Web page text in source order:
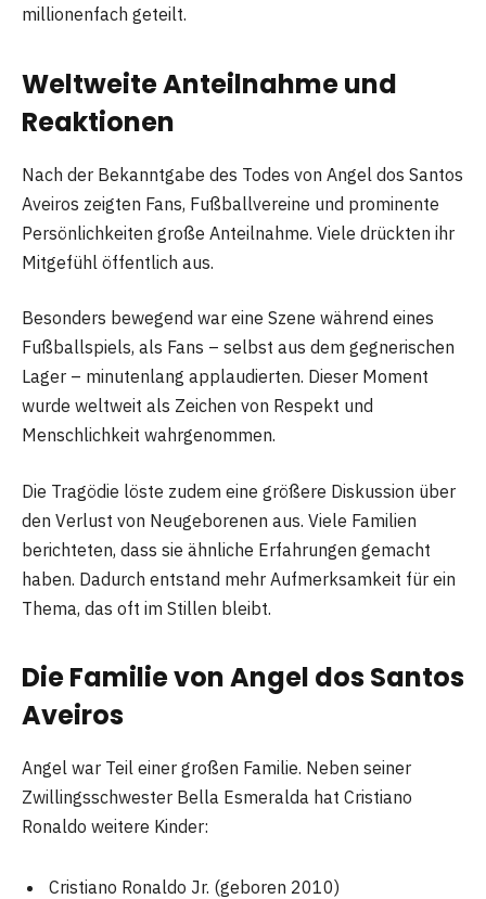
millionenfach geteilt.
Weltweite Anteilnahme und
Reaktionen
Nach der Bekanntgabe des Todes von Angel dos Santos
Aveiros zeigten Fans, Fußballvereine und prominente
Persönlichkeiten große Anteilnahme. Viele drückten ihr
Mitgefühl öffentlich aus.
Besonders bewegend war eine Szene während eines
Fußballspiels, als Fans – selbst aus dem gegnerischen
Lager – minutenlang applaudierten. Dieser Moment
wurde weltweit als Zeichen von Respekt und
Menschlichkeit wahrgenommen.
Die Tragödie löste zudem eine größere Diskussion über
den Verlust von Neugeborenen aus. Viele Familien
berichteten, dass sie ähnliche Erfahrungen gemacht
haben. Dadurch entstand mehr Aufmerksamkeit für ein
Thema, das oft im Stillen bleibt.
Die Familie von Angel dos Santos
Aveiros
Angel war Teil einer großen Familie. Neben seiner
Zwillingsschwester Bella Esmeralda hat Cristiano
Ronaldo weitere Kinder:
Cristiano Ronaldo Jr. (geboren 2010)